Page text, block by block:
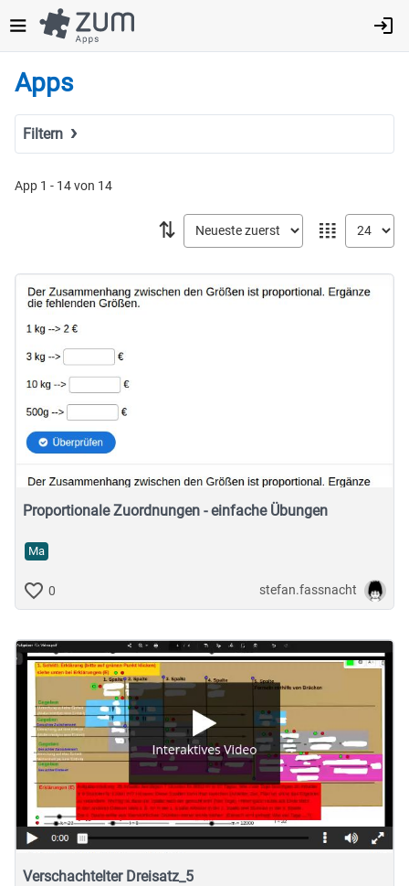
zum
Inhalt
Apps
Filtern
Fach
MINT
Sprachen
Geistes- & Sozialwissenschaften
Musische Fächer & Sport
Sonstiges
Featured Apps
App 1 - 14 von 14
𝍖
⇅
Proportionale Zuordnungen - einfache Übungen
Ma
0 stefan.fassnacht
Verschachtelter Dreisatz_5